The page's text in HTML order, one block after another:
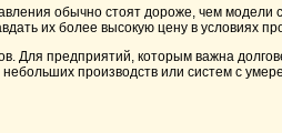
обычно стоят дороже, чем
их более высокую цену в условиях
предприятий, которым важна
производств или систем с